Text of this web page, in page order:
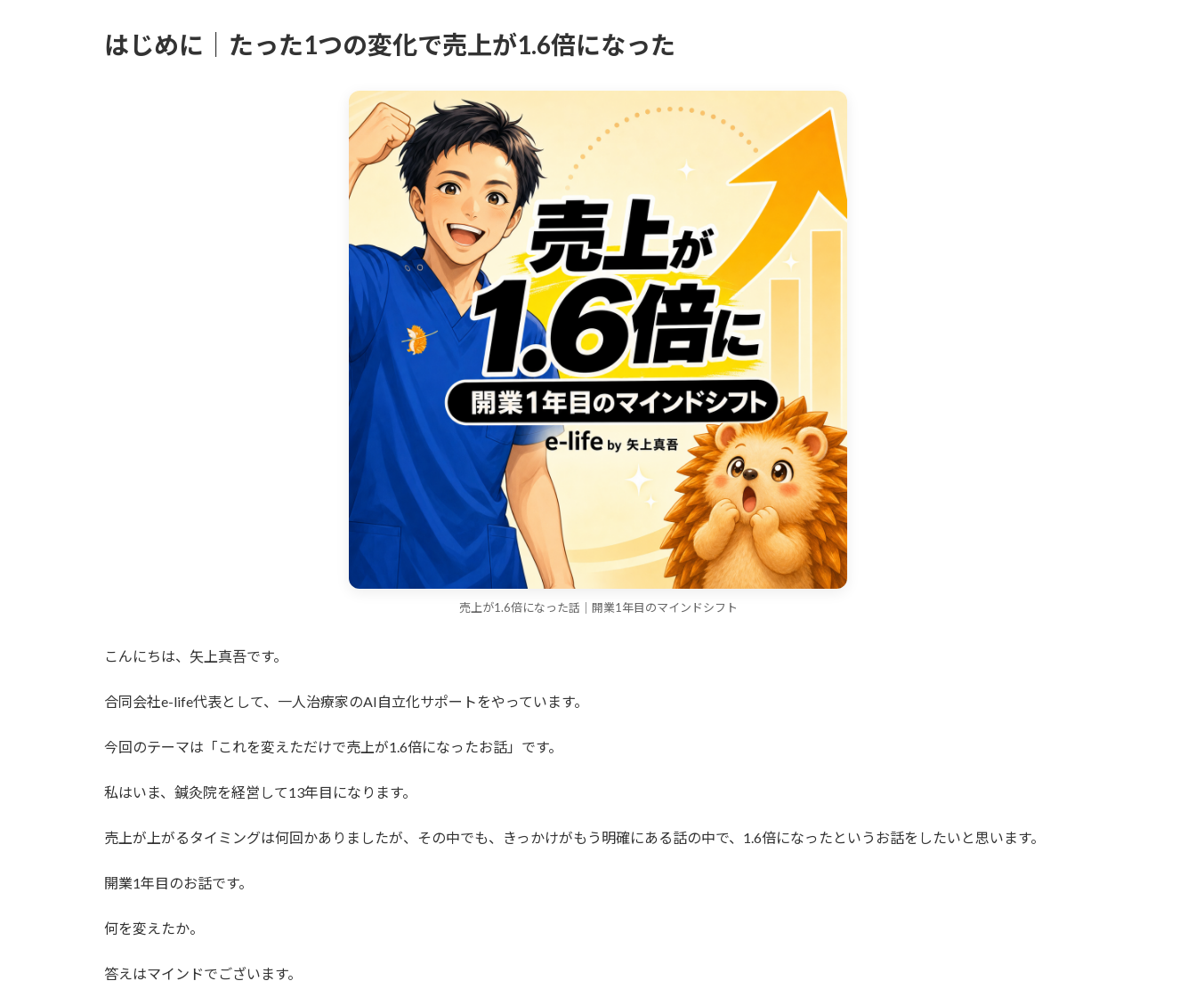
はじめに｜たった1つの変化で売上が1.6倍になった
売上が1.6倍になった話｜開業1年目のマインドシフト
こんにちは、矢上真吾です。
合同会社e-life代表として、一人治療家のAI自立化サポートをやっています。
今回のテーマは「これを変えただけで売上が1.6倍になったお話」です。
私はいま、鍼灸院を経営して13年目になります。
売上が上がるタイミングは何回かありましたが、その中でも、きっかけがもう明確にある話の中で、1.6倍になったというお話をしたいと思います。
開業1年目のお話です。
何を変えたか。
答えはマインドでございます。